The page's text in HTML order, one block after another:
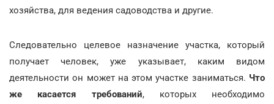
хозяйства, для ведения садоводства и другие.
Следовательно целевое назначение участка, который
получает человек, уже указывает, каким видом
деятельности он может на этом участке заниматься. Что
же касается требований, которых необходимо